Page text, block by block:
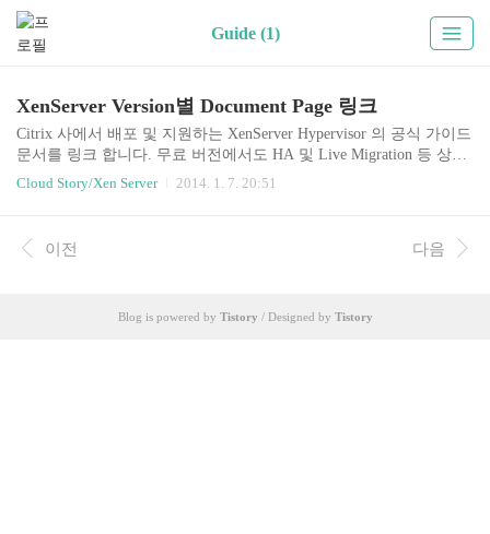
Guide (1)
XenServer Version별 Document Page 링크
Citrix 사에서 배포 및 지원하는 XenServer Hypervisor 의 공식 가이드
문서를 링크 합니다. 무료 버전에서도 HA 및 Live Migration 등 상용
Enterprise 급에 뒤지지 않는 다양한 기능을 제공하는 XenServer Hype
rvisor 를 통해 가상화 구현과 Cloud 아키텍처를 이해하고 적용하는
s.citrix.com/ko-kr/xenserver/xenserver-7-0.html Citrix XenServer ® 6.5
Manual - https://docs.citrix.com/ko-kr/xenserver/xenserver-65.html Citrix
Cloud Story/Xen Server 2014. 1. 7. 20:51
이전 다음
Blog is powered by Tistory / Designed by Tistory